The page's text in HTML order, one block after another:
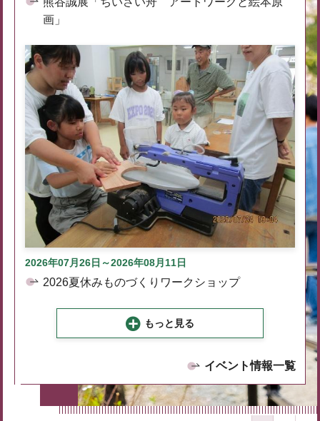
画」
2026年07月26日～2026年08月11日
2026夏休みものづくりワークショップ
もっと見る
イベント情報一覧